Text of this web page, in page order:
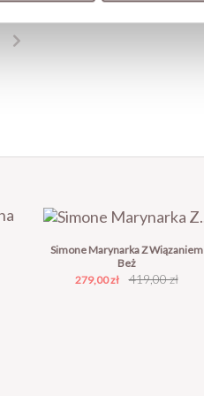
Simone Marynarka Z Wiązaniem
Beż
Cena
279,00 zł
Cena
419,00 zł